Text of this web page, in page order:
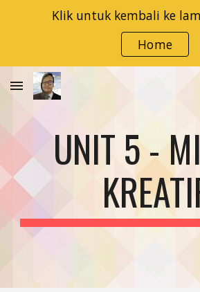
Klik untuk kembali ke
Home
UNIT 5 -